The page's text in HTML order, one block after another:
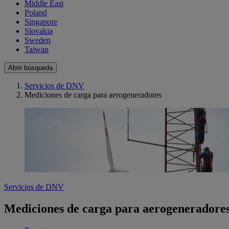
Middle East
Poland
Singapore
Slovakia
Sweden
Taiwan
Abrir búsqueda
Servicios de DNV
Mediciones de carga para aerogeneradores
Servicios de DNV
Mediciones de carga para